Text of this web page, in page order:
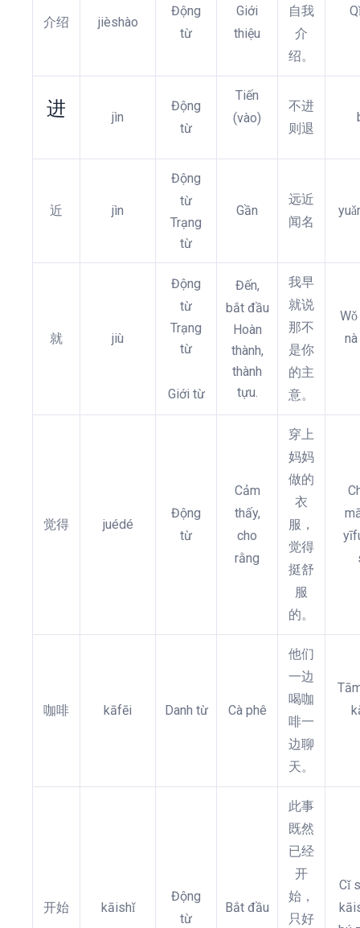
介绍 jièshào
Động
từ
Giới
thiệu
自我
介
绍。
进 jìn
Động
từ
Tiến
(vào)
不进
则退
近 jìn
Động
từ
Trạng
từ
Gần
远近
闻名
就 jiù
Động
từ
Trạng
từ
Giới từ
Đến,
bắt đầu
Hoàn
thành,
thành
tựu.
我早
就说
那不
是你
的主
意。
觉得 juédé
Động
từ
Cảm
thấy,
cho
rằng
穿上
妈妈
做的
衣
服，
觉得
挺舒
服
的。
咖啡 kāfēi Danh từ Cà phê
他们
一边
喝咖
啡一
边聊
天。
开始 kāishǐ
Động
từ
Bắt đầu
此事
既然
已经
开
始，
只好
Cǐ